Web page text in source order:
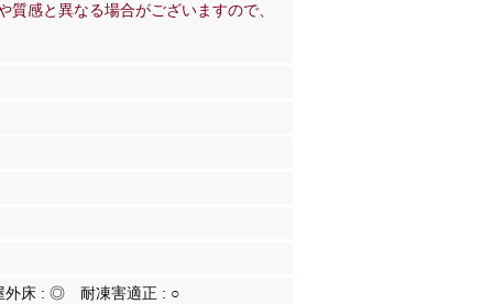
感と異なる場合がございますので、
外床 : ◎ 耐凍害適正 : ○